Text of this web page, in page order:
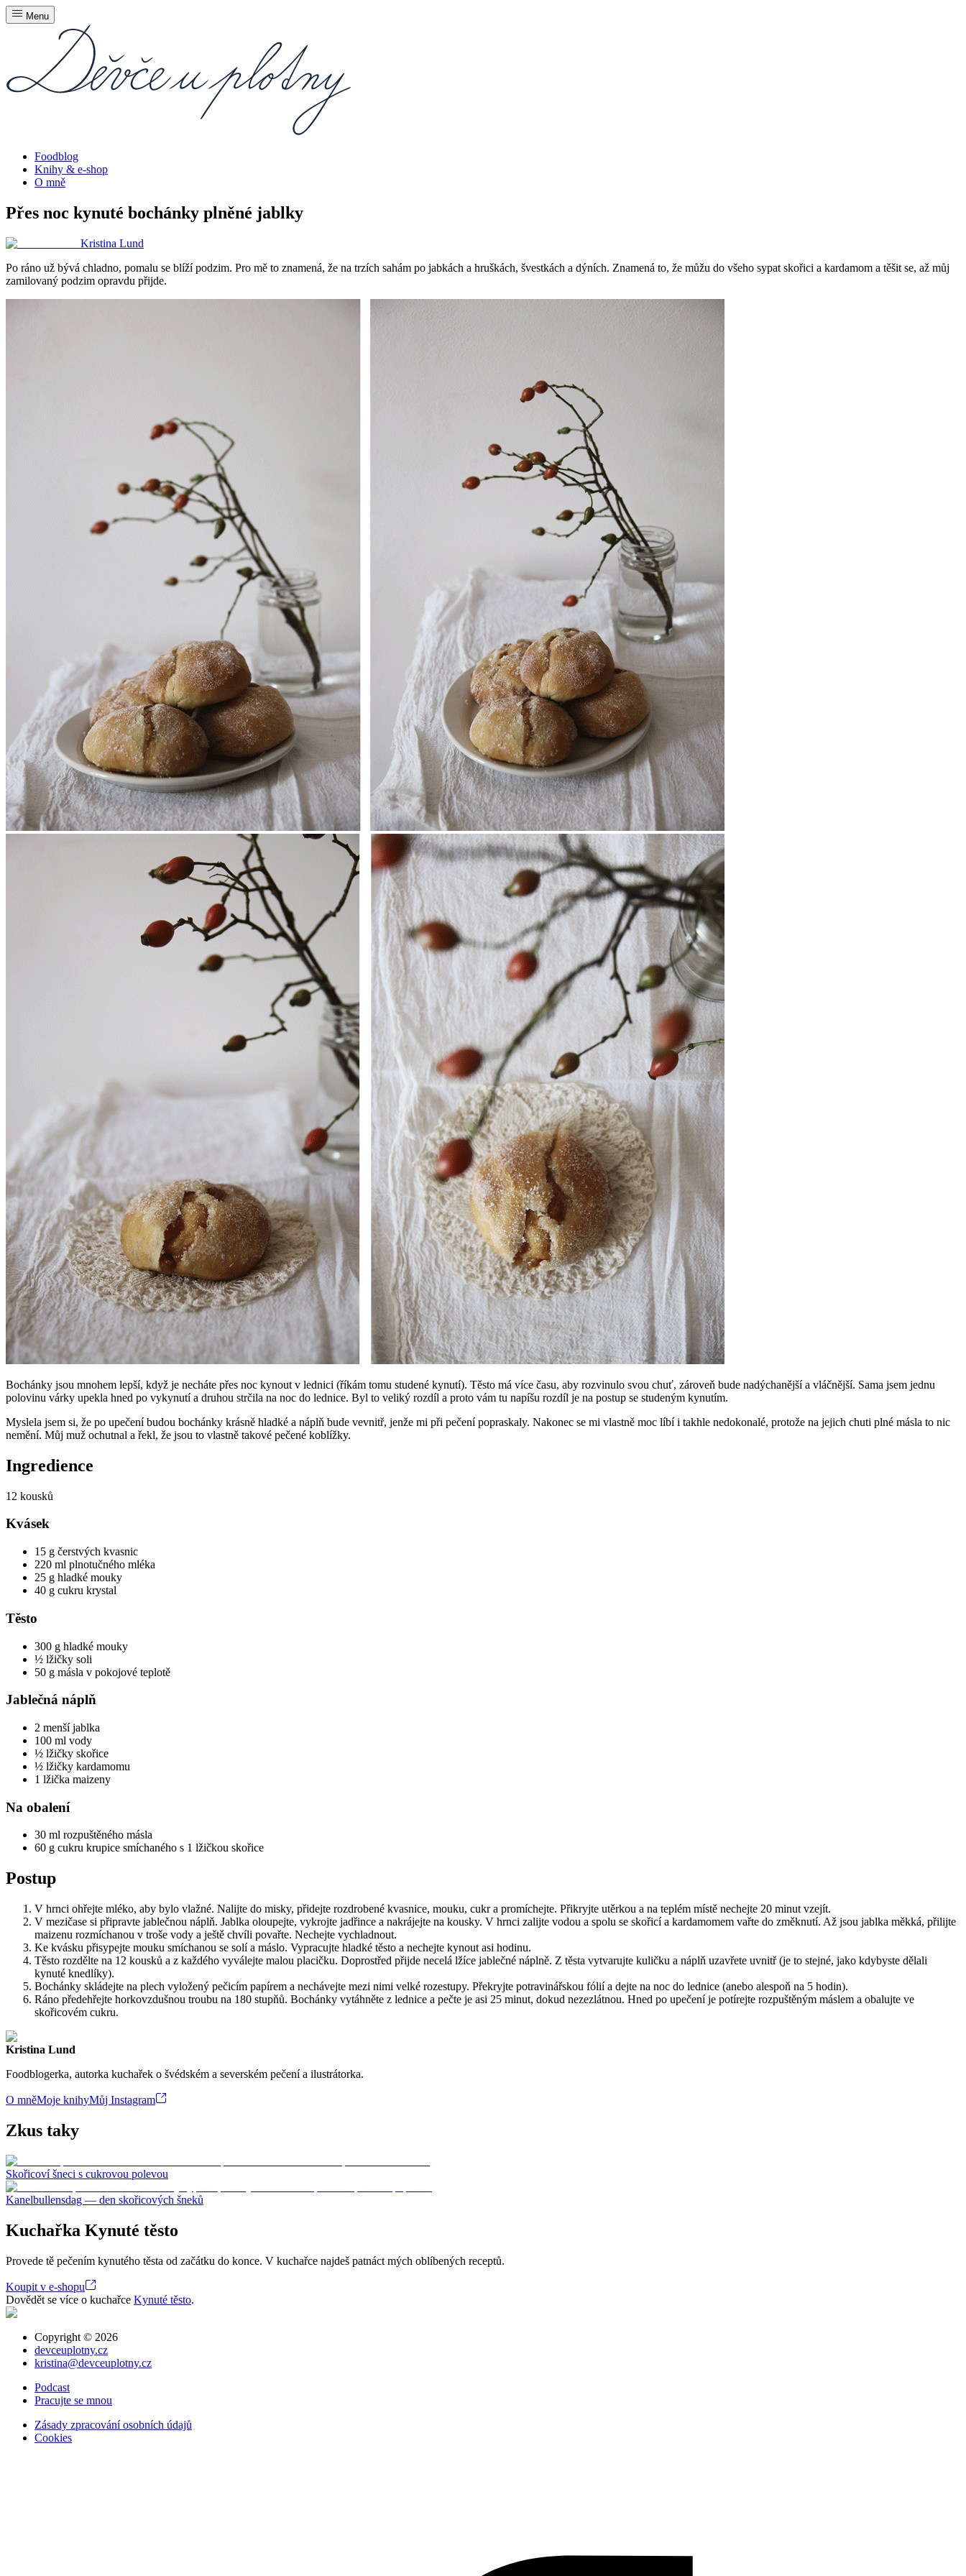
Menu
Foodblog
Knihy & e-shop
O mně
Přes noc kynuté bochánky plněné jablky
Kristina Lund
Po ráno už bývá chladno, pomalu se blíží podzim. Pro mě to znamená, že na trzích sahám po jabkách a hruškách, švestkách a dýních. Znamená to, že můžu do všeho sypat skořici a kardamom a těšit se, až můj
zamilovaný podzim opravdu přijde.
Bochánky jsou mnohem lepší, když je necháte přes noc kynout v lednici (říkám tomu studené kynutí). Těsto má více času, aby rozvinulo svou chuť, zároveň bude nadýchanější a vláčnější. Sama jsem jednu
polovinu várky upekla hned po vykynutí a druhou strčila na noc do lednice. Byl to veliký rozdíl a proto vám tu napíšu rozdíl je na postup se studeným kynutím.
Myslela jsem si, že po upečení budou bochánky krásně hladké a náplň bude vevnitř, jenže mi při pečení popraskaly. Nakonec se mi vlastně moc líbí i takhle nedokonalé, protože na jejich chuti plné másla to nic
nemění. Můj muž ochutnal a řekl, že jsou to vlastně takové pečené koblížky.
Ingredience
12 kousků
Kvásek
15 g čerstvých kvasnic
220 ml plnotučného mléka
25 g hladké mouky
40 g cukru krystal
Těsto
300 g hladké mouky
½ lžičky soli
50 g másla v pokojové teplotě
Jablečná náplň
2 menší jablka
100 ml vody
½ lžičky skořice
½ lžičky kardamomu
1 lžička maizeny
Na obalení
30 ml rozpuštěného másla
60 g cukru krupice smíchaného s 1 lžičkou skořice
Postup
V hrnci ohřejte mléko, aby bylo vlažné. Nalijte do misky, přidejte rozdrobené kvasnice, mouku, cukr a promíchejte. Přikryjte utěrkou a na teplém místě nechejte 20 minut vzejít.
V mezičase si připravte jablečnou náplň. Jablka oloupejte, vykrojte jadřince a nakrájejte na kousky. V hrnci zalijte vodou a spolu se skořicí a kardamomem vařte do změknutí. Až jsou jablka měkká, přilijte
maizenu rozmíchanou v troše vody a ještě chvíli povařte. Nechejte vychladnout.
Ke kvásku přisypejte mouku smíchanou se solí a máslo. Vypracujte hladké těsto a nechejte kynout asi hodinu.
Těsto rozdělte na 12 kousků a z každého vyválejte malou placičku. Doprostřed přijde necelá lžíce jablečné náplně. Z těsta vytvarujte kuličku a náplň uzavřete uvnitř (je to stejné, jako kdybyste dělali
kynuté knedlíky).
Bochánky skládejte na plech vyložený pečicím papírem a nechávejte mezi nimi velké rozestupy. Překryjte potravinářskou fólií a dejte na noc do lednice (anebo alespoň na 5 hodin).
Ráno předehřejte horkovzdušnou troubu na 180 stupňů. Bochánky vytáhněte z lednice a pečte je asi 25 minut, dokud nezezlátnou. Hned po upečení je potírejte rozpuštěným máslem a obalujte ve
skořicovém cukru.
Kristina Lund
Foodblogerka, autorka kuchařek o švédském a severském pečení a ilustrátorka.
O mněMoje knihyMůj Instagram
Zkus taky
Skořicoví šneci s cukrovou polevou
Kanelbullensdag — den skořicových šneků
Kuchařka Kynuté těsto
Provede tě pečením kynutého těsta od začátku do konce. V kuchařce najdeš patnáct mých oblíbených receptů.
Koupit v e-shopu
Dovědět se více o kuchařce Kynuté těsto.
Copyright © 2026
devceuplotny.cz
kristina@devceuplotny.cz
Podcast
Pracujte se mnou
Zásady zpracování osobních údajů
Cookies